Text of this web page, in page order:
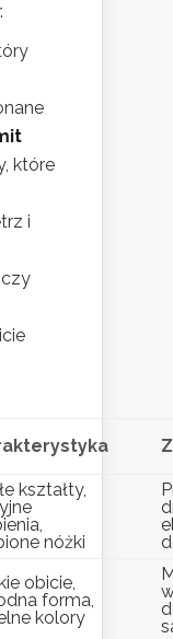
które
i
kształty,
nóżki
obicie,
forma,
kolory